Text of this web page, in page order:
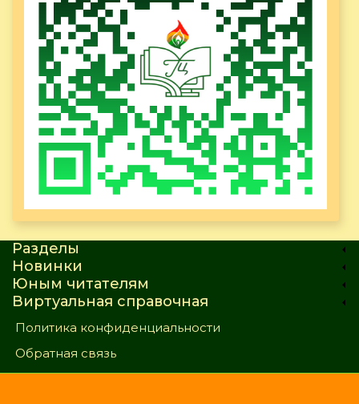
Разделы
Новинки
Юным читателям
Виртуальная справочная
Политика конфиденциальности
Обратная связь